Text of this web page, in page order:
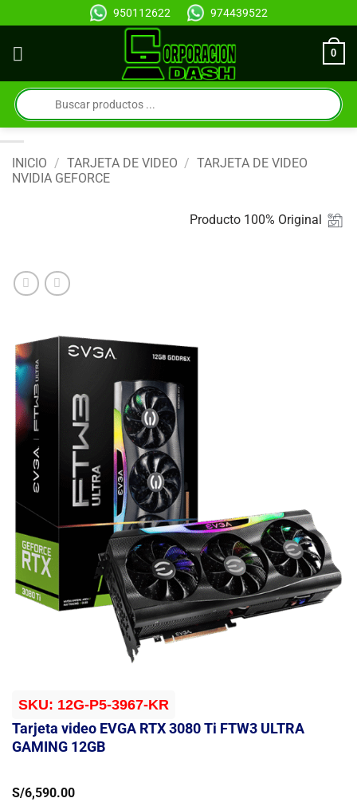
al
contenido
950112622 974439522
0
Búsqueda
de
productos
INICIO / TARJETA DE VIDEO / TARJETA DE VIDEO
NVIDIA GEFORCE
Producto 100% Original
SKU: 12G-P5-3967-KR
Tarjeta video EVGA RTX 3080 Ti FTW3 ULTRA
GAMING 12GB
S/6,590.00